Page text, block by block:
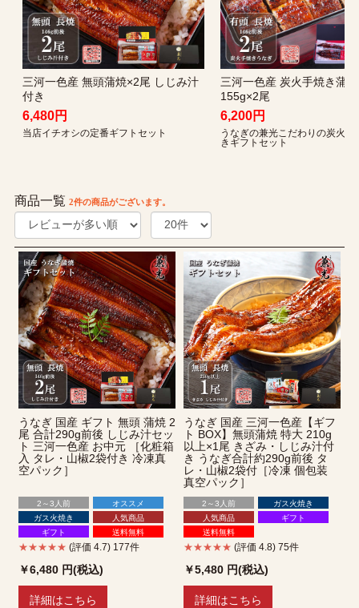
三河一色産 無頭蒲焼×2尾 しじみ汁
付き
6,480円
当店イチオシの定番ギフトセット
三河一色産 炭火手焼き蒲
155g×2尾
6,200円
うなぎの兼光こだわりの炭火手
きギフトセット
商品一覧 2件の商品がございます。
うなぎ 国産 ギフト 無頭 蒲焼 2
尾 合計290g前後 しじみ汁セッ
ト 三河一色産 お中元 ［化粧箱
入 タレ・山椒2袋付き 冷凍真
空パック］
2～3人前
オススメ
ガス火焼き
人気商品
ギフト
送料無料
★★★★★ (評価 4.7) 177件
￥6,480 円(税込)
詳細はこちら
うなぎ 国産 三河一色産【ギフ
ト BOX】無頭蒲焼 特大 210g
以上×1尾 きざみ・しじみ汁付
き うなぎ合計約290g前後 タ
レ・山椒2袋付［冷凍 個包装
真空パック］
2～3人前
ガス火焼き
人気商品
ギフト
送料無料
★★★★★ (評価 4.8) 75件
￥5,480 円(税込)
詳細はこちら